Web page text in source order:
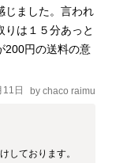
じました。言われ
は１５分あっと
200円の送料の意
日 by chaco raimu
しております。